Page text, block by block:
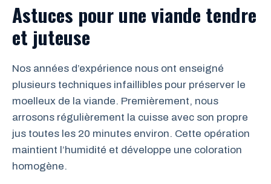
Astuces pour une viande tendre
et juteuse
Nos années d’expérience nous ont enseigné
plusieurs techniques infaillibles pour préserver le
moelleux de la viande. Premièrement, nous
arrosons régulièrement la cuisse avec son propre
jus toutes les 20 minutes environ. Cette opération
maintient l’humidité et développe une coloration
homogène.